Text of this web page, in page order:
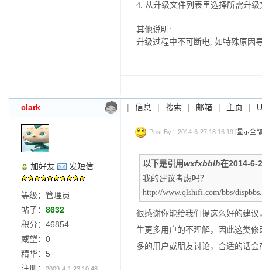
4. 从升级文件列表里选择所需升
其他说明:
升级过程中不可断电, 如特殊原因
clark | 信息 | 搜索 | 邮箱 | 主页 |
加好友 发短信
等级：管理员
帖子： 8632
积分：46854
威望：0
精华：5
Post By：2014-6-27 18:16:19 [显示全
以下是引用wxfxbblh在2014-6-
我的建议考虑吗？
http://www.qlshifi.com/bbs/
很感谢你能给我们提这么好的建
生更多用户的不理解，因此这类
多的用户或朋友讨论，合适的话会